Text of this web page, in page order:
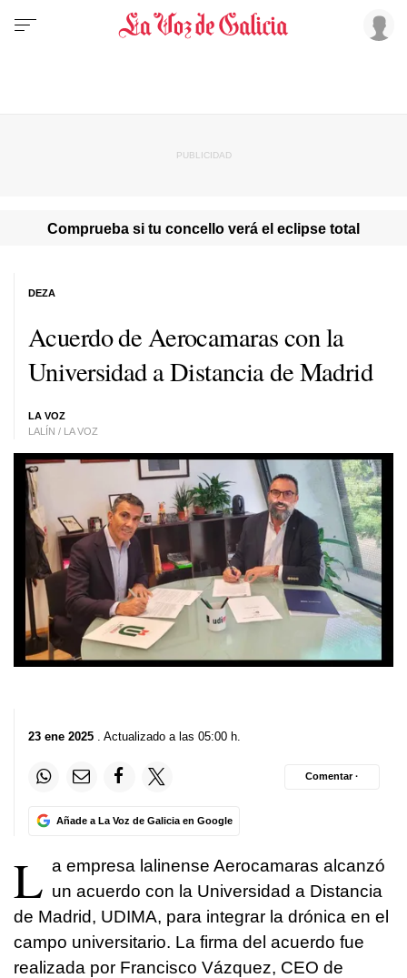
Comprueba si tu concello verá el eclipse total
Acuerdo de Aerocamaras con la
Universidad a Distancia de Madrid
LA VOZ
LALÍN / LA VOZ
DEZA
23 ene 2025 . Actualizado a las 05:00 h.
Añade a La Voz de Galicia en Google
Comentar ·
L a empresa lalinense Aerocamaras alcanzó
un acuerdo con la Universidad a Distancia
de Madrid, UDIMA, para integrar la drónica en el
campo universitario. La firma del acuerdo fue
realizada por Francisco Vázquez, CEO de